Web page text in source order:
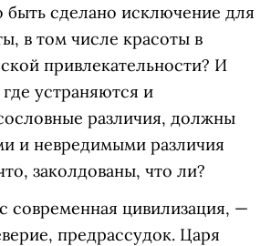
сделано исключение для
в том числе красоты в
привлекательности? И
устраняются и
различия, должны
и невредимыми различия
заколдованы, что ли?
современная цивилизация, —
предрассудок. Царя